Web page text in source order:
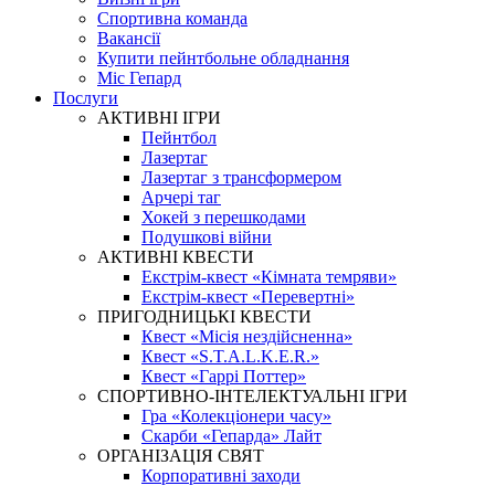
Спортивна команда
Вакансії
Купити пейнтбольне обладнання
Міс Гепард
Послуги
АКТИВНІ ІГРИ
Пейнтбол
Лазертаг
Лазертаг з трансформером
Арчері таг
Хокей з перешкодами
Подушкові війни
АКТИВНІ КВЕСТИ
Екстрім-квест «Кімната темряви»
Екстрім-квест «Перевертні»
ПРИГОДНИЦЬКІ КВЕСТИ
Квест «Місія нездійсненна»
Квест «S.T.A.L.K.E.R.»
Квест «Гаррі Поттер»
СПОРТИВНО-ІНТЕЛЕКТУАЛЬНІ ІГРИ
Гра «Колекціонери часу»
Скарби «Гепарда» Лайт
ОРГАНІЗАЦІЯ СВЯТ
Корпоративні заходи